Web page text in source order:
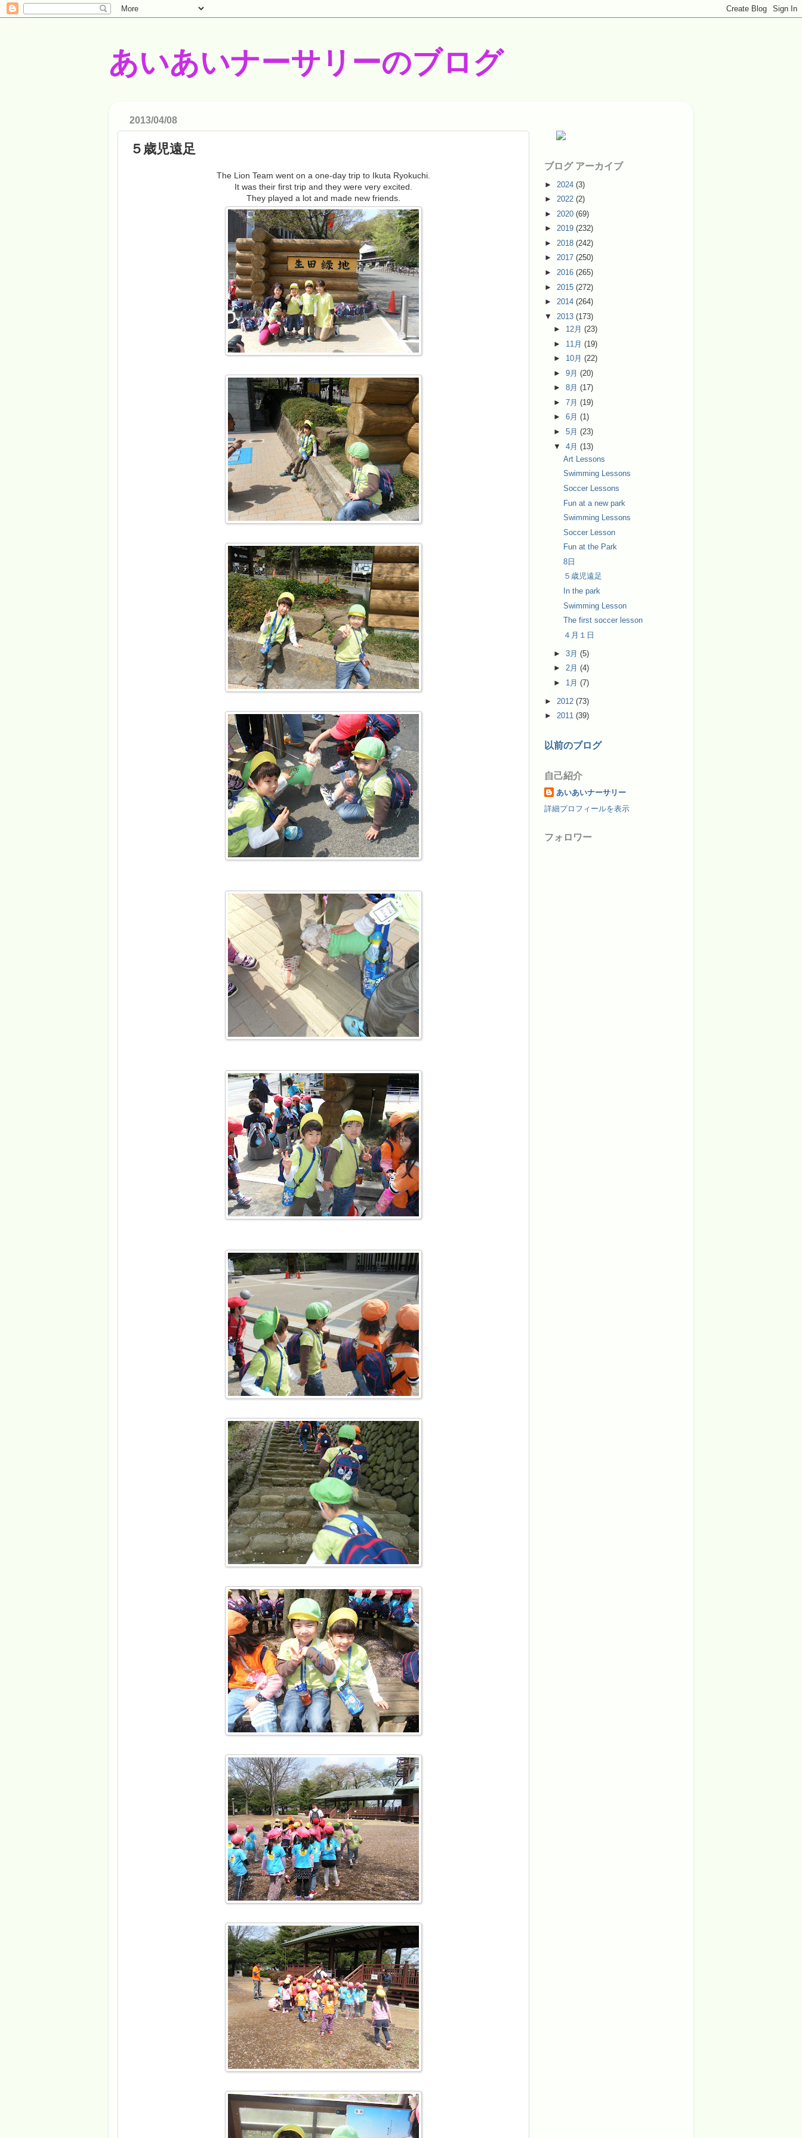
あいあいナーサリーのブログ
2013/04/08
５歳児遠足
The Lion Team went on a one-day trip to Ikuta Ryokuchi.
It was their first trip and they were very excited.
They played a lot and made new friends.
ブログ アーカイブ
► 2024 (3)
► 2022 (2)
► 2020 (69)
► 2019 (232)
► 2018 (242)
► 2017 (250)
► 2016 (265)
► 2015 (272)
► 2014 (264)
▼ 2013 (173)
► 12月(23)
► 11月(19)
► 10月(22)
►9月(20)
►8月(17)
►7月(19)
►6月(1)
►5月(23)
▼4月(13)
Art Lessons
Swimming Lessons
Soccer Lessons
Fun at a new park
Swimming Lessons
Soccer Lesson
Fun at the Park
8日
５歳児遠足
In the park
Swimming Lesson
The first soccer lesson
４月１日
►3月(5)
►2月(4)
► 1月(7)
► 2012 (73)
► 2011 (39)
以前のブログ
自己紹介
あいあいナーサリー
詳細プロフィールを表示
フォロワー